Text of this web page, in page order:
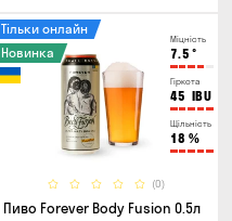
Міцність
7.5 °
Гіркота
45 IBU
Щільність
18 %
(0)
Тільки онлайн
Новинка
Пиво Forever Body Fusion 0.5л